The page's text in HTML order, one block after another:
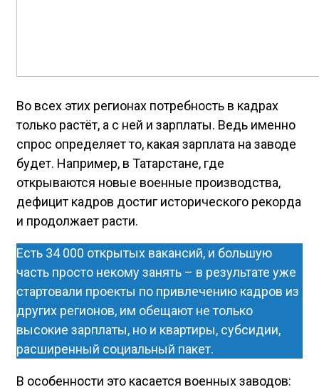
Во всех этих регионах потребность в кадрах
только растёт, а с ней и зарплаты. Ведь именно
спрос определяет то, какая зарплата на заводе
будет. Например, в Татарстане, где
открываются новые военные производства,
дефицит кадров достиг исторического рекорда
и продолжает расти.
Есть 34 000 открытых вакансий, и большую
часть просто некому занять – в результате уже
стартовали проекты по привлечению кадров из
других регионов, им обещают не только
высокие зарплаты, но и квартиры, субсидии,
расширенный социальный пакет.
В особенности это касается военных заводов: